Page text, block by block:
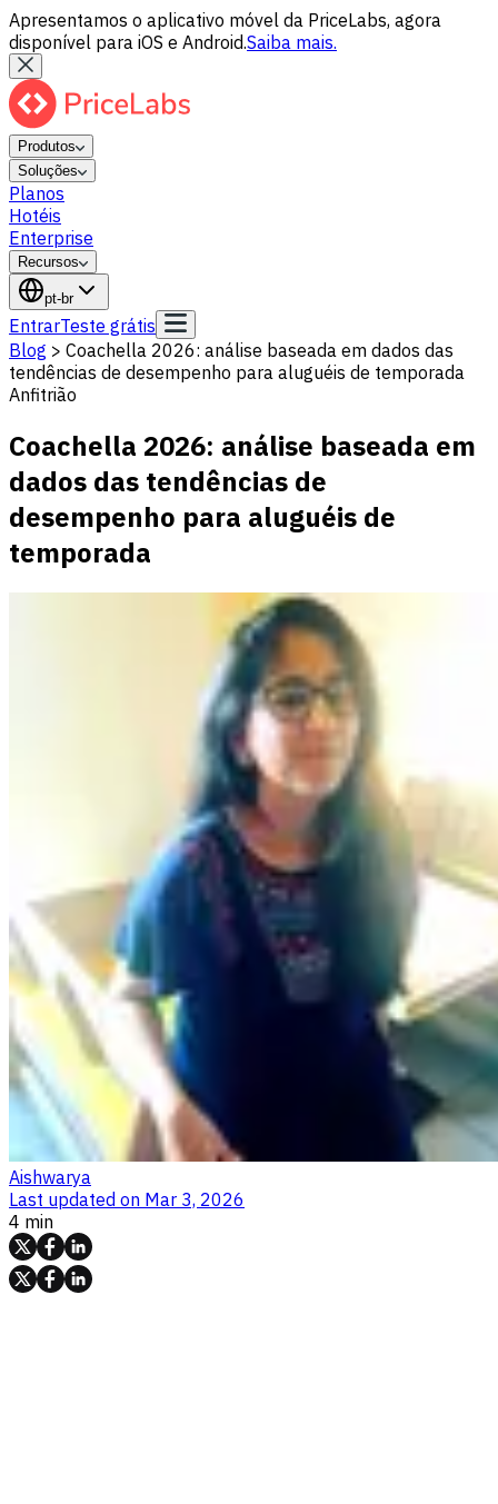
Apresentamos o aplicativo móvel da PriceLabs, agora
disponível para iOS e Android.Saiba mais.
Produtos
Soluções
Planos
Hotéis
Enterprise
Recursos
pt-br
EntrarTeste grátis
Blog > Coachella 2026: análise baseada em dados das
tendências de desempenho para aluguéis de temporada
Anfitrião
Coachella 2026: análise baseada em
dados das tendências de
desempenho para aluguéis de
temporada
Aishwarya
Last updated on Mar 3, 2026
4 min